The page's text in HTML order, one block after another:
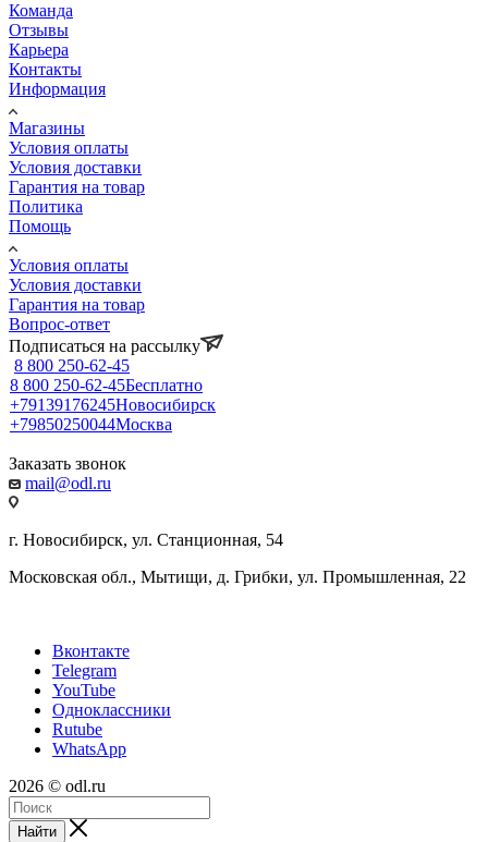
Команда
Отзывы
Карьера
Контакты
Информация
Магазины
Условия оплаты
Условия доставки
Гарантия на товар
Политика
Помощь
Условия оплаты
Условия доставки
Гарантия на товар
Вопрос-ответ
Подписаться на рассылку
8 800 250-62-45
8 800 250-62-45Бесплатно
+79139176245Новосибирск
+79850250044Москва
Заказать звонок
mail@odl.ru
г. Новосибирск, ул. Станционная, 54
Московская обл., Мытищи, д. Грибки, ул. Промышленная, 22
Вконтакте
Telegram
YouTube
Одноклассники
Rutube
WhatsApp
2026 © odl.ru
Найти